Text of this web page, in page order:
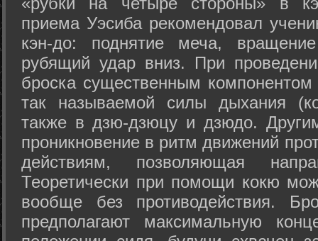
приема Уэсиба рекомендовал
кэн-до: поднятие меча,
рубящий удар вниз. При
броска существенным компонентом
так называемой силы дыхания
также в дзю-дзюцу и дзюдо.
проникновение в ритм движений
действиям, позволяющая
Теоретически при помощи кокю
вообще без противодействия.
предполагают максимальную